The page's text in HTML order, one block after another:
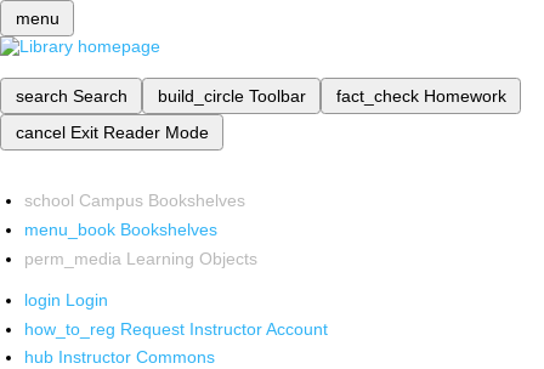
menu
search Search build_circle Toolbar fact_check Homework
cancel Exit Reader Mode
school Campus Bookshelves
menu_book Bookshelves
perm_media Learning Objects
login Login
how_to_reg Request Instructor Account
hub Instructor Commons